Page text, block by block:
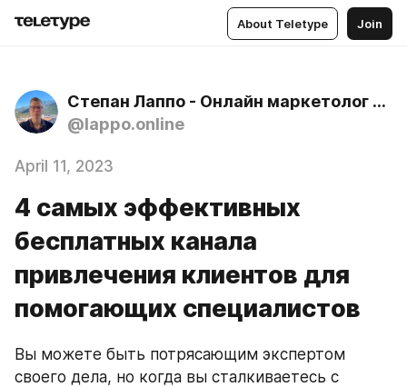
About Teletype Join
Степан Лаппо - Онлайн маркетолог об онлайн школах и заработке через блог
@lappo.online
April 11, 2023
4 самых эффективных
бесплатных канала
привлечения клиентов для
помогающих специалистов
Вы можете быть потрясающим экспертом
своего дела, но когда вы сталкиваетесь с